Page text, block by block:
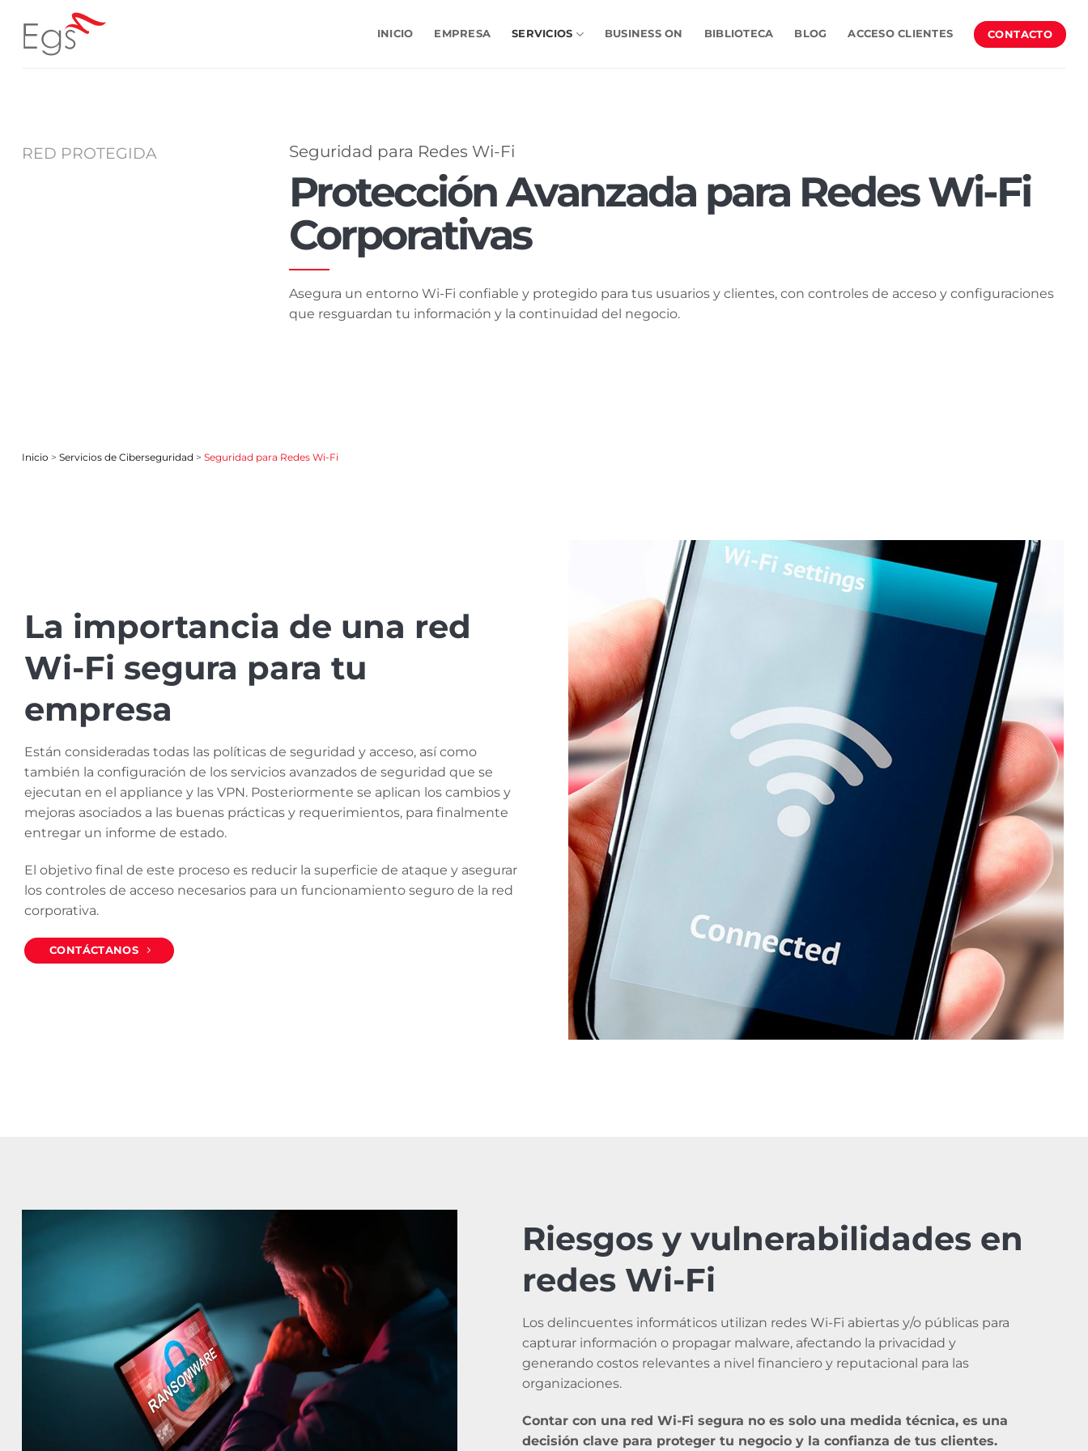
content
INICIO EMPRESA SERVICIOS BUSINESS ON BIBLIOTECA BLOG ACCESO CLIENTES CONTACTO
RED PROTEGIDA Seguridad para Redes Wi-Fi
Protección Avanzada para Redes Wi-Fi
Corporativas
Asegura un entorno Wi-Fi confiable y protegido para tus usuarios y clientes, con controles de acceso y configuraciones
que resguardan tu información y la continuidad del negocio.
Inicio > Servicios de Ciberseguridad > Seguridad para Redes Wi-Fi
La importancia de una red
Wi-Fi segura para tu
empresa
Están consideradas todas las políticas de seguridad y acceso, así como
también la configuración de los servicios avanzados de seguridad que se
ejecutan en el appliance y las VPN. Posteriormente se aplican los cambios y
mejoras asociados a las buenas prácticas y requerimientos, para finalmente
entregar un informe de estado.
El objetivo final de este proceso es reducir la superficie de ataque y asegurar
los controles de acceso necesarios para un funcionamiento seguro de la red
corporativa.
CONTÁCTANOS
Riesgos y vulnerabilidades en
redes Wi-Fi
Los delincuentes informáticos utilizan redes Wi-Fi abiertas y/o públicas para
capturar información o propagar malware, afectando la privacidad y
generando costos relevantes a nivel financiero y reputacional para las
organizaciones.
Contar con una red Wi-Fi segura no es solo una medida técnica, es una
decisión clave para proteger tu negocio y la confianza de tus clientes.